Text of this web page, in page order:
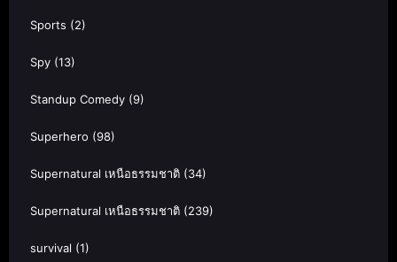
Sports (2)
Spy (13)
Standup Comedy (9)
Superhero (98)
Supernatural เหนือธรรมชาติ (34)
Supernatural เหนือธรรมชาติ (239)
survival (1)